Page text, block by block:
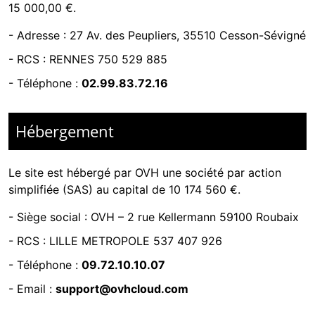
15 000,00 €.
- Adresse : 27 Av. des Peupliers, 35510 Cesson-Sévigné
- RCS : RENNES 750 529 885
- Téléphone : 02.99.83.72.16
Hébergement
Le site est hébergé par OVH une société par action
simplifiée (SAS) au capital de 10 174 560 €.
- Siège social : OVH – 2 rue Kellermann 59100 Roubaix
- RCS : LILLE METROPOLE 537 407 926
- Téléphone : 09.72.10.10.07
- Email : support@ovhcloud.com